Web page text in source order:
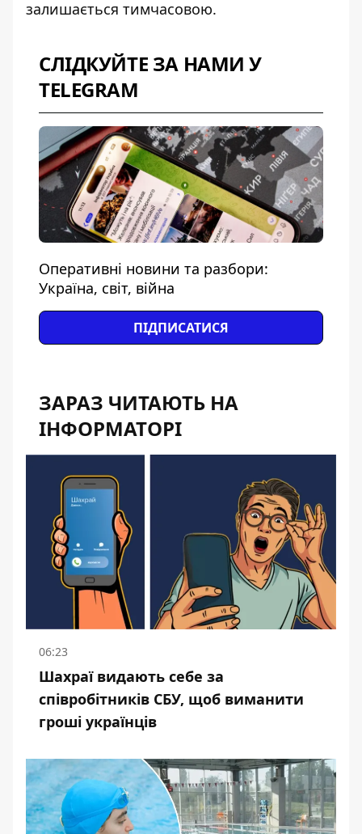
залишається тимчасовою.
СЛІДКУЙТЕ ЗА НАМИ У
TELEGRAM
Оперативні новини та разбори:
Україна, світ, війна
ПІДПИСАТИСЯ
ЗАРАЗ ЧИТАЮТЬ НА
ІНФОРМАТОРІ
06:23
Шахраї видають себе за
співробітників СБУ, щоб виманити
гроші українців